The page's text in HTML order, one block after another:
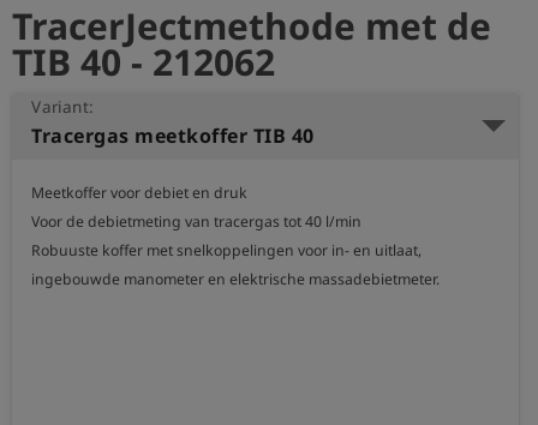
TracerJectmethode met de
TIB 40 - 212062
Variant:
Tracergas meetkoffer TIB 40
Meetkoffer voor debiet en druk
Voor de debietmeting van tracergas tot 40 l/min
Robuuste koffer met snelkoppelingen voor in- en uitlaat,
ingebouwde manometer en elektrische massadebietmeter.